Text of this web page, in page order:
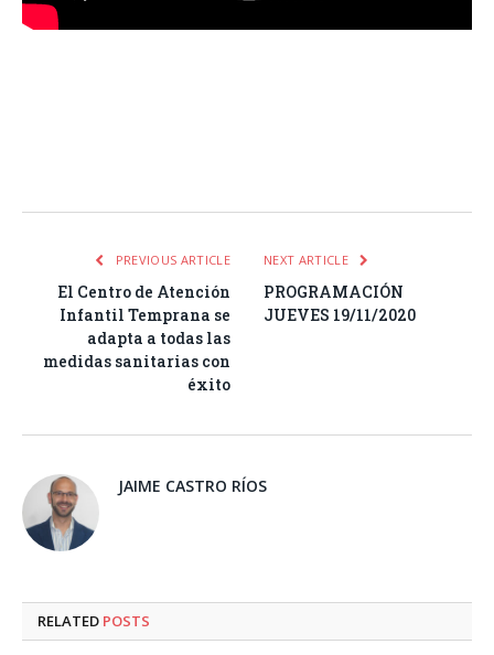
PREVIOUS ARTICLE
El Centro de Atención
Infantil Temprana se
adapta a todas las
medidas sanitarias con
éxito
NEXT ARTICLE
PROGRAMACIÓN
JUEVES 19/11/2020
JAIME CASTRO RÍOS
RELATED POSTS